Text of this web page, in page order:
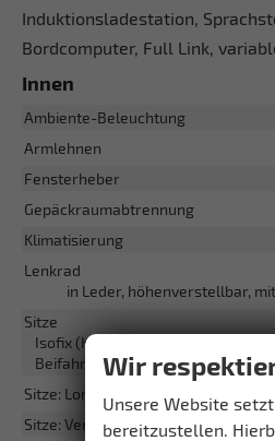
Induktionsladestation,
Bordcomputer, Full Link,
Innen
Ambiente-Beleuchtung
Armlehnen
Fensterheber
Gepäckraumabtrennung
Klimatisierung
Lenkrad
in Leder, höhenverstellbar,
Sitze
Isofix (Kindersitzbefestigung),
Beifahrersitz
Sitze: Lordosenstütze
Sitze: Verstellbarkeit
Wir
Unsere Website
bereitzustellen.